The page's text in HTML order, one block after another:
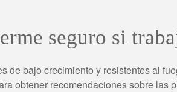
seguro si
de bajo crecimiento y resistentes al
obtener recomendaciones sobre las